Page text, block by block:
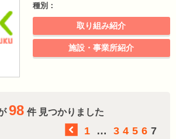
種別：
取り組み紹介
施設・事業所紹介
98 件 見つかりました
1 … 3 4 5 6 7